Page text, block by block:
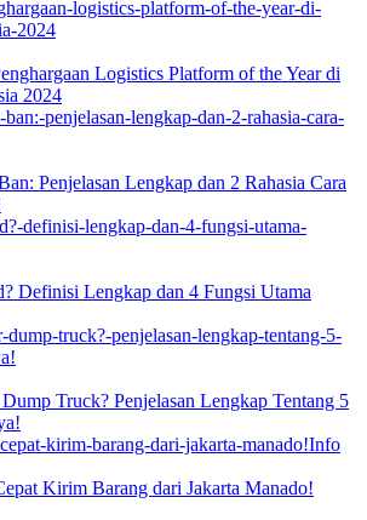
Logistics Platform of the Year di
2024
Penjelasan Lengkap dan 2 Rahasia Cara
Definisi Lengkap dan 4 Fungsi Utama
Truck? Penjelasan Lengkap Tentang 5
Info
Kirim Barang dari Jakarta Manado!